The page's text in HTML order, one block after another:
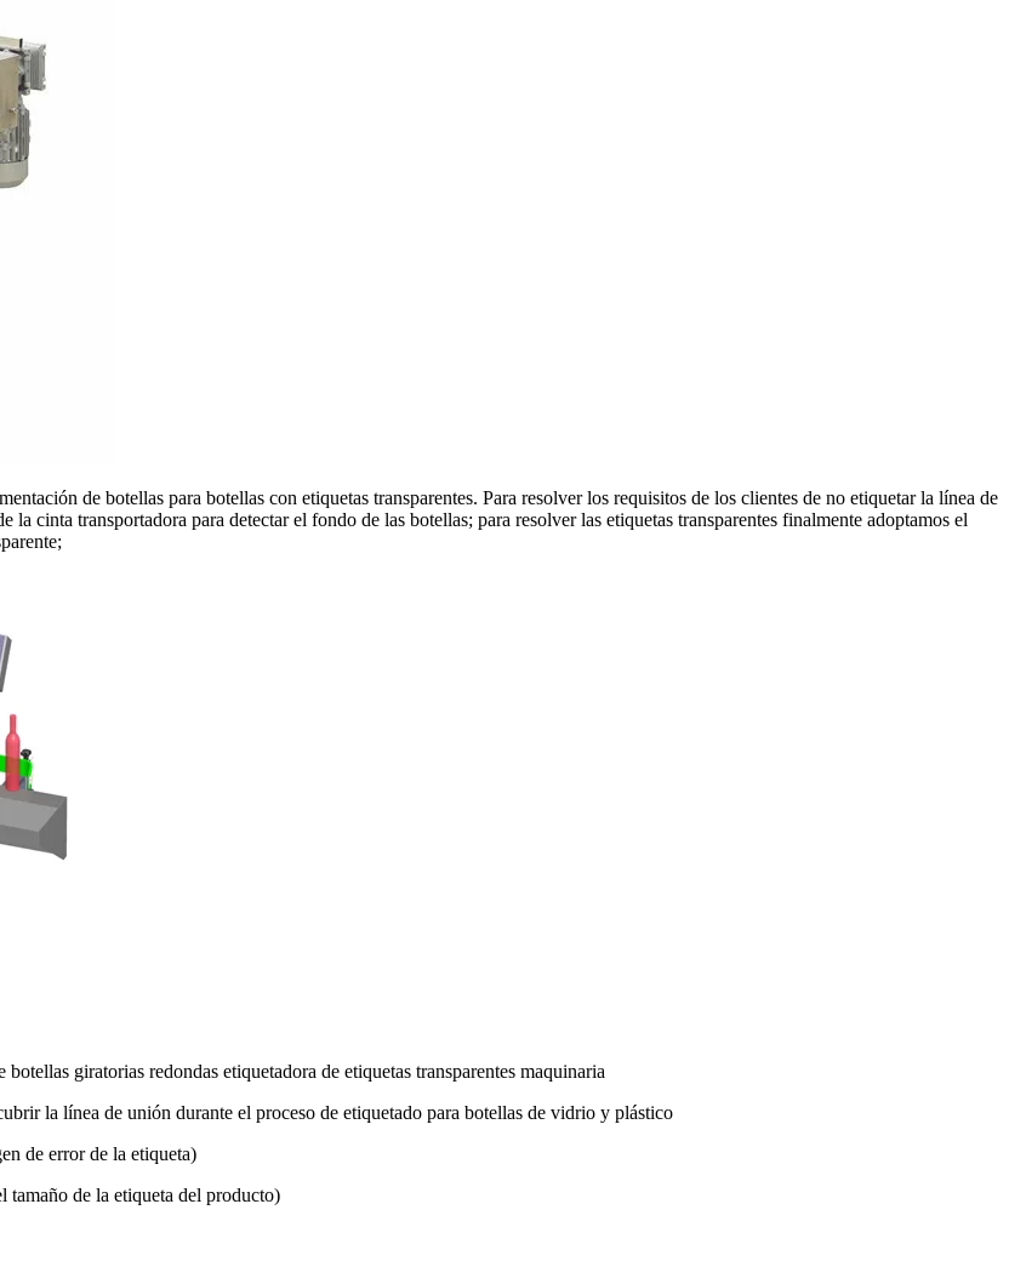
de botellas para botellas con etiquetas transparentes. Para resolver los requisitos de los clientes de no etiquetar la línea de
cinta transportadora para detectar el fondo de las botellas; para resolver las etiquetas transparentes finalmente adoptamos el
giratorias redondas etiquetadora de etiquetas transparentes maquinaria
la línea de unión durante el proceso de etiquetado para botellas de vidrio y plástico
de error de la etiqueta)
tamaño de la etiqueta del producto)